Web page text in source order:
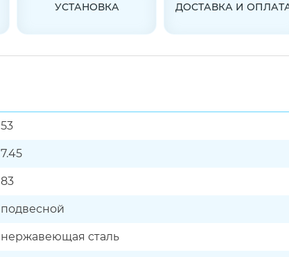
УСТАНОВКА ДОСТАВКА И
53
7.45
83
подвесной
нержавеющая сталь